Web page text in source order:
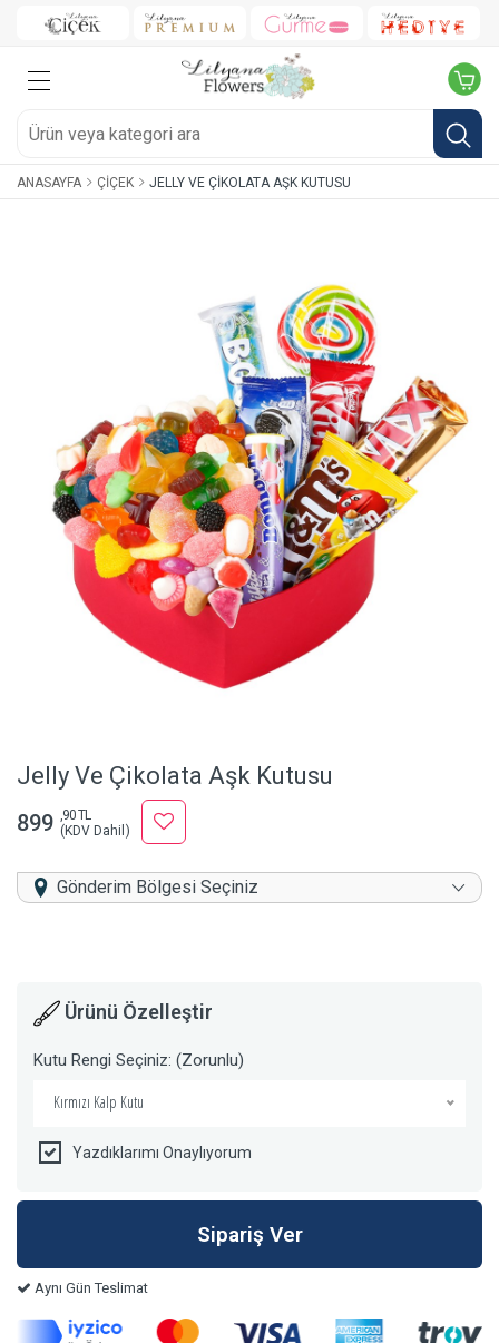
ANASAYFA ÇIÇEK JELLY VE ÇIKOLATA AŞK KUTUSU
Jelly Ve Çikolata Aşk Kutusu
899 ,90 TL
(KDV Dahil)
Gönderim Bölgesi Seçiniz
Ürünü Özelleştir
Kutu Rengi Seçiniz: (Zorunlu)
Kırmızı Kalp Kutu
Yazdıklarımı Onaylıyorum
Aynı Gün Teslimat